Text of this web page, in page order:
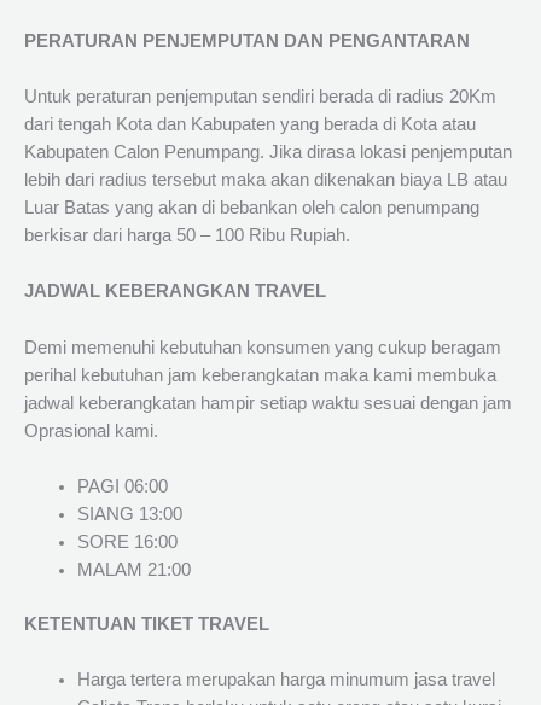
PERATURAN PENJEMPUTAN DAN PENGANTARAN
Untuk peraturan penjemputan sendiri berada di radius 20Km
dari tengah Kota dan Kabupaten yang berada di Kota atau
Kabupaten Calon Penumpang. Jika dirasa lokasi penjemputan
lebih dari radius tersebut maka akan dikenakan biaya LB atau
Luar Batas yang akan di bebankan oleh calon penumpang
berkisar dari harga 50 – 100 Ribu Rupiah.
JADWAL KEBERANGKAN TRAVEL
Demi memenuhi kebutuhan konsumen yang cukup beragam
perihal kebutuhan jam keberangkatan maka kami membuka
jadwal keberangkatan hampir setiap waktu sesuai dengan jam
Oprasional kami.
PAGI 06:00
SIANG 13:00
SORE 16:00
MALAM 21:00
KETENTUAN TIKET TRAVEL
Harga tertera merupakan harga minumum jasa travel